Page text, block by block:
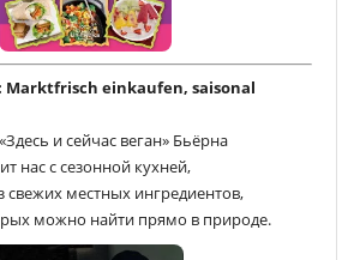
Marktfrisch einkaufen, saisonal
и сейчас веган» Бьёрна
нас с сезонной кухней,
свежих местных ингредиентов,
можно найти прямо в природе.